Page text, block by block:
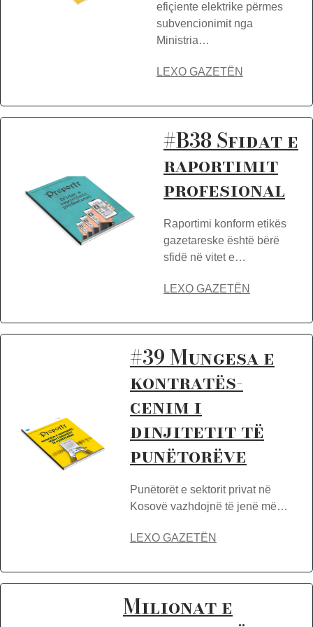
efiçiente elektrike përmes
subvencionimit nga
Ministria…
LEXO GAZETËN
#B38 Sfidat e
raportimit
profesional
Raportimi konform etikës
gazetareske është bërë
sfidë në vitet e…
LEXO GAZETËN
#39 Mungesa e
kontratës-
cenim i
dinjitetit të
punëtorëve
Punëtorët e sektorit privat në
Kosovë vazhdojnë të jenë më…
LEXO GAZETËN
Milionat e